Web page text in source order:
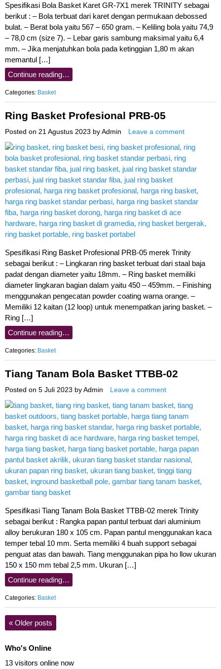
Spesifikasi Bola Basket Karet GR-7X1 merek TRINITY sebagai
berikut : – Bola terbuat dari karet dengan permukaan debossed
bulat. – Berat bola yaitu 567 – 650 gram. – Keliling bola yaitu 74,9
– 78,0 cm (size 7). – Lebar garis sambung maksimal yaitu 6,4
mm. – Jika menjatuhkan bola pada ketinggian 1,80 m akan
memantul […]
Continue reading…
Categories: Basket
Ring Basket Profesional PRB-05
Posted on 21 Agustus 2023 by Admin Leave a comment
Spesifikasi Ring Basket Profesional PRB-05 merek Trinity
sebagai berikut : – Lingkaran ring basket terbuat dari staal baja
padat dengan diameter yaitu 18mm. – Ring basket memiliki
diameter lingkaran bagian dalam yaitu 450 – 459mm. – Finishing
menggunakan pengecatan powder coating warna orange. –
Memiliki 12 kaitan (12 loop) untuk menempatkan jaring basket. –
Ring […]
Continue reading…
Categories: Basket
Tiang Tanam Bola Basket TTBB-02
Posted on 5 Juli 2023 by Admin Leave a comment
Spesifikasi Tiang Tanam Bola Basket TTBB-02 merek Trinity
sebagai berikut : Rangka papan pantul terbuat dari aluminium
alloy berukuran 180 x 105 cm. Papan pantul menggunakan kaca
temper tebal 10 mm. Serta memiliki 4 buah support sebagai
penguat atas dan bawah. Tiang menggunakan pipa ho llow ukuran
150 x 150 mm tebal 2,5 mm. Ukuran […]
Continue reading…
Categories: Basket
« Older posts
Who's Online
13 visitors online now